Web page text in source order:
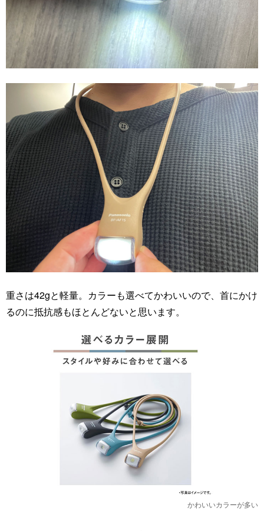
重さは42gと軽量。カラーも選べてかわいいので、首にかけ
るのに抵抗感もほとんどないと思います。
かわいいカラーが多い